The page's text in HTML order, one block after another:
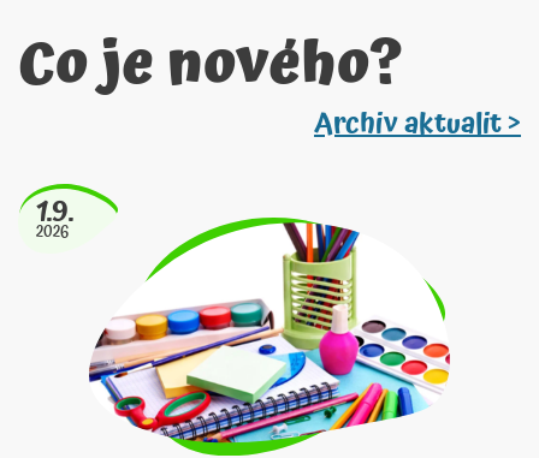
Co je nového?
Archiv aktualit >
1.9.
2026